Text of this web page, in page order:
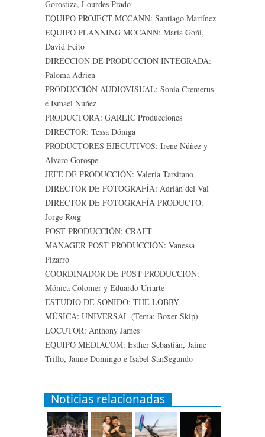
Gorostiza, Lourdes Prado
EQUIPO PROJECT MCCANN: Santiago Martínez
EQUIPO PLANNING MCCANN: María Goñi,
David Feito
DIRECCIÓN DE PRODUCCIÓN INTEGRADA:
Paloma Adrien
PRODUCCIÓN AUDIOVISUAL: Sonia Cremerus
e Ismael Nuñez
PRODUCTORA: GARLIC Producciones
DIRECTOR: Tessa Dóniga
PRODUCTORES EJECUTIVOS: Irene Núñez y
Alvaro Gorospe
JEFE DE PRODUCCIÓN: Valeria Tarsitano
DIRECTOR DE FOTOGRAFÍA: Adrián del Val
DIRECTOR DE FOTOGRAFÍA PRODUCTO:
Jorge Roig
POST PRODUCCIÓN: CRAFT
MANAGER POST PRODUCCIÓN: Vanessa
Pizarro
COORDINADOR DE POST PRODUCCIÓN:
Mónica Colomer y Eduardo Uriarte
ESTUDIO DE SONIDO: THE LOBBY
MÚSICA: UNIVERSAL (Tema: Boxer Skip)
LOCUTOR: Anthony James
EQUIPO MEDIACOM: Esther Sebastián, Jaime
Trillo, Jaime Domingo e Isabel SanSegundo
Noticias relacionadas